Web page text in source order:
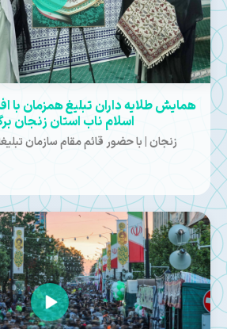
همایش طلایه داران تبلیغ همزمان با
اسلام ناب استان زنجان
زنجان | با حضور قائم مقام سازمان